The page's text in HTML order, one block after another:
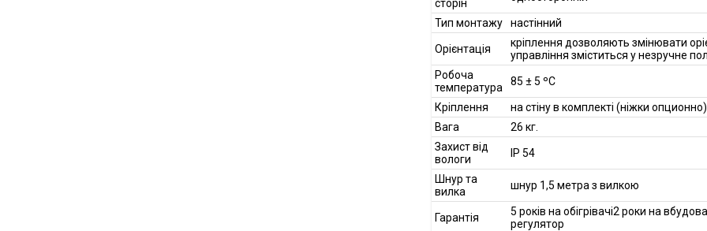
сторін
Тип монтажу настінний
Орієнтація
кріплення дозволяють змінювати
управління зміститься у незручне
Робоча
температура
85 ± 5 ºC
Кріплення
на стіну в комплекті (ніжки опционно)
Вага
26 кг.
Захист від
вологи
IP 54
Шнур та
вилка
шнур 1,5 метра з вилкою
Гарантія
5 років на обігрівачі2 роки на
регулятор